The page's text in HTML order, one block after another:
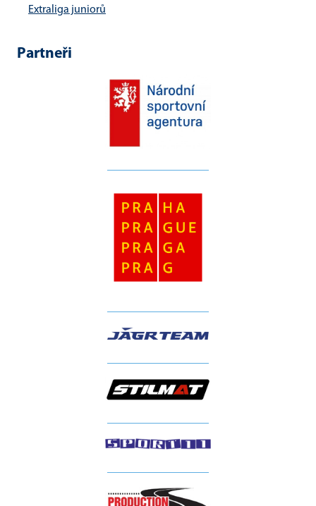
Extraliga juniorů
Partneři